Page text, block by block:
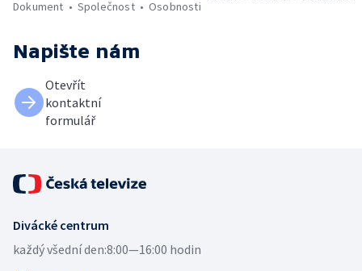
Dokument
Společnost Osobnosti
Napište nám
Otevřít
kontaktní
formulář
Divácké centrum
každý všední den:8:00—16:00 hodin